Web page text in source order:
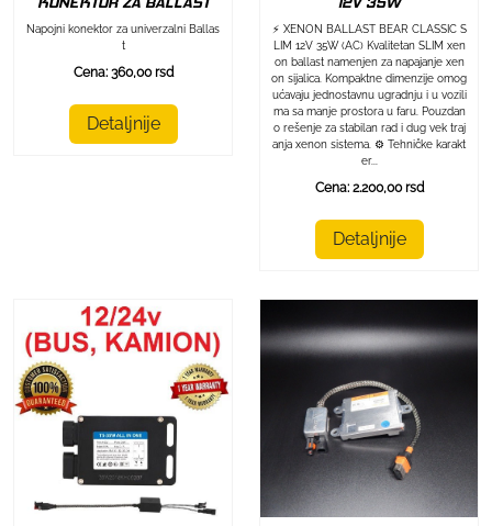
Napojni konektor za univerzalni Ballas
t
Cena: 360,00 rsd
Detaljnije
⚡ XENON BALLAST BEAR CLASSIC S
LIM 12V 35W (AC) Kvalitetan SLIM xen
on ballast namenjen za napajanje xen
on sijalica. Kompaktne dimenzije omog
ućavaju jednostavnu ugradnju i u vozili
ma sa manje prostora u faru. Pouzdan
o rešenje za stabilan rad i dug vek traj
anja xenon sistema. ⚙️ Tehničke karakt
er...
Cena: 2.200,00 rsd
Detaljnije